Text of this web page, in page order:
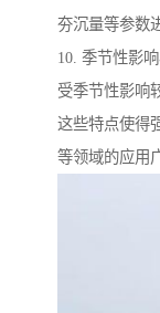
夯沉量等参数
10. 季节性影
受季节性影响
这些特点使得
等领域的应用